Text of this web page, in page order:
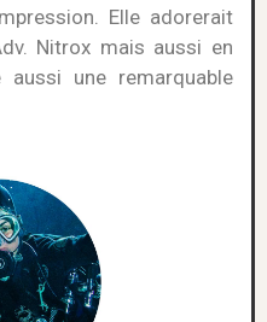
Elle adorerait
Nitrox mais aussi en
une remarquable